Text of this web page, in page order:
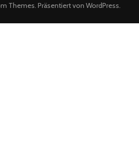
Themes . Präsentiert von WordPress